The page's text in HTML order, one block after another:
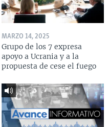
MARZO 14, 2025
Grupo de los 7 expresa
apoyo a Ucrania y a la
propuesta de cese el fuego